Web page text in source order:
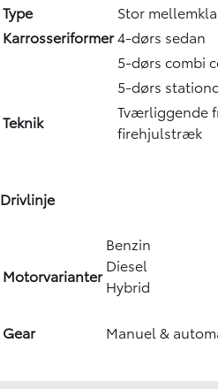
Type
Stor
Karrosseriformer4-dørs sedan
5-dørs combi
5-dørs
Teknik
Tværliggende
firehjulstræk
Drivlinje
Motorvarianter
Benzin
Diesel
Hybrid
Gear Manuel &